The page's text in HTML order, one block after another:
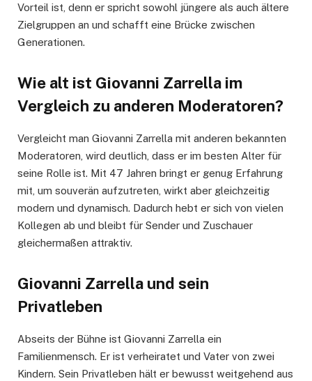
Vorteil ist, denn er spricht sowohl jüngere als auch ältere
Zielgruppen an und schafft eine Brücke zwischen
Generationen.
Wie alt ist Giovanni Zarrella im
Vergleich zu anderen Moderatoren?
Vergleicht man Giovanni Zarrella mit anderen bekannten
Moderatoren, wird deutlich, dass er im besten Alter für
seine Rolle ist. Mit 47 Jahren bringt er genug Erfahrung
mit, um souverän aufzutreten, wirkt aber gleichzeitig
modern und dynamisch. Dadurch hebt er sich von vielen
Kollegen ab und bleibt für Sender und Zuschauer
gleichermaßen attraktiv.
Giovanni Zarrella und sein
Privatleben
Abseits der Bühne ist Giovanni Zarrella ein
Familienmensch. Er ist verheiratet und Vater von zwei
Kindern. Sein Privatleben hält er bewusst weitgehend aus